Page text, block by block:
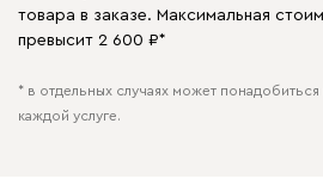
товара в заказе. Максимальная
превысит 2 600 ₽*
* в отдельных случаях может
каждой услуге.